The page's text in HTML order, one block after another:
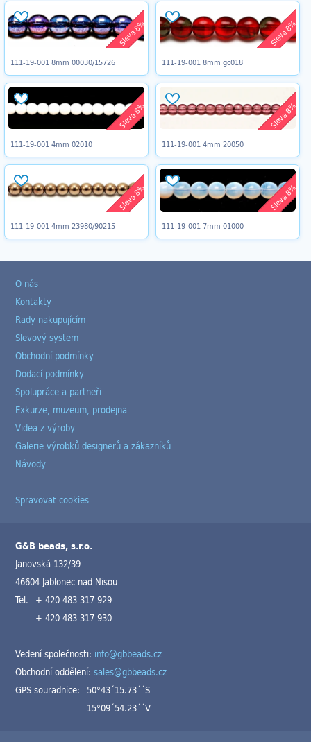
Sleva 8%
111-19-001 8mm 00030/15726
Sleva 8%
111-19-001 8mm gc018
Sleva 8%
111-19-001 4mm 02010
Sleva 8%
111-19-001 4mm 20050
Sleva 8%
111-19-001 4mm 23980/90215
Sleva 8%
111-19-001 7mm 01000
O nás
Kontakty
Rady nakupujícím
Slevový system
Obchodní podmínky
Dodací podmínky
Spolupráce a partneři
Exkurze, muzeum, prodejna
Videa z výroby
Galerie výrobků designerů a zákazníků
Návody
Spravovat cookies
G&B beads, s.r.o.
Janovská 132/39
46604 Jablonec nad Nisou
Tel. + 420 483 317 929
+ 420 483 317 930
Vedení společnosti: info@gbbeads.cz
Obchodní oddělení:sales@gbbeads.cz
GPS souradnice: 50°43´15.73´´S
15°09´54.23´´V